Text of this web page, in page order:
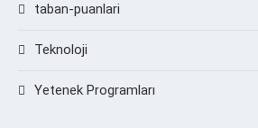
taban-puanlari
Teknoloji
Yetenek Programları